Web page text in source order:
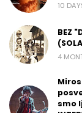
10
BEZ
4
smo